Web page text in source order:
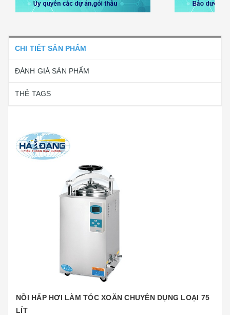
CHI TIẾT SẢN PHẨM
ĐÁNH GIÁ SẢN PHẨM
THẺ TAGS
NỒI HẤP HƠI LÀM TÓC XOĂN CHUYÊN DỤNG LOẠI 75
LÍT